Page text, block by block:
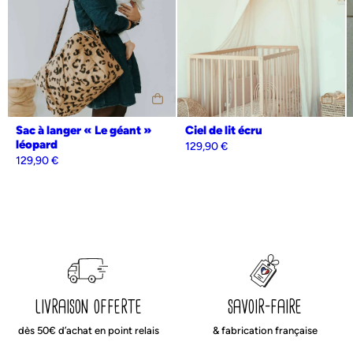
ou avec un petit mot d’amour de votre choix.
Notre range doudou peut être également vendu non personnalisé.
L’équipe de la manufacture vous chouchoute et apporte un soin
particulier à vos colis : vos produits seront emballés avec le plus grand
soin dans une jolie boîte qui peut également servir de boîte cadeau
pour être sûr de faire plaisir.
Produit imaginé et fabriqué en France avec amour.
Liberté, égalité, fabriqué français.
Sac à langer « Le géant »
léopard
129,90€
Ciel de lit écru
129,90€
livraison offerte
dès 50€ d’achat en point relais
savoir-faire
& fabrication française